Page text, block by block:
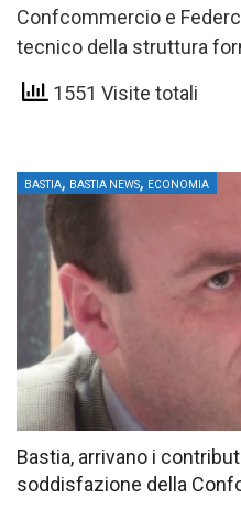
Confcommercio e
tecnico della struttura
promuovono un incontro
comprensorio Bastia-
1551 Visite totali
BASTIA, BASTIA NEWS, ECONOMIA
Bastia, arrivano i
soddisfazione della